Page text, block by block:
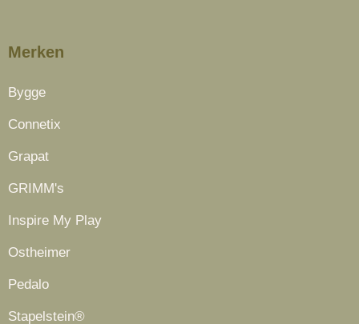
Merken
Bygge
Connetix
Grapat
GRIMM's
Inspire My Play
Ostheimer
Pedalo
Stapelstein®